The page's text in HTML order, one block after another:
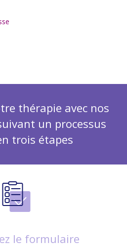
thérapie avec nos
un processus
trois étapes
le formulaire